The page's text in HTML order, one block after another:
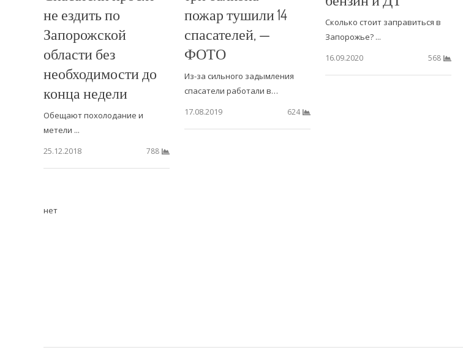
не ездить по
Запорожской
области без
необходимости до
конца недели
Обещают похолодание и
метели ...
25.12.2018
788
пожар тушили 14
спасателей, —
ФОТО
Из-за сильного задымления
спасатели работали в…
17.08.2019
624
Сколько стоит заправиться в
Запорожье? ...
16.09.2020
568
нет